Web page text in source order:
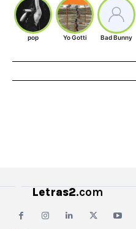
pop Yo Gotti Bad Bunny
Letras2.com